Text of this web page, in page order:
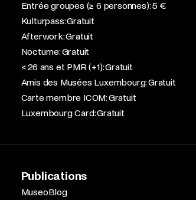
Entrée groupes (≥ 6 personnes): 5 €
Kulturpass: Gratuit
Afterwork: Gratuit
Nocturne: Gratuit
< 26 ans et PMR (+1): Gratuit
Amis des Musées Luxembourg: Gratuit
Carte membre ICOM: Gratuit
Luxembourg Card: Gratuit
Publications
MuseoBlog